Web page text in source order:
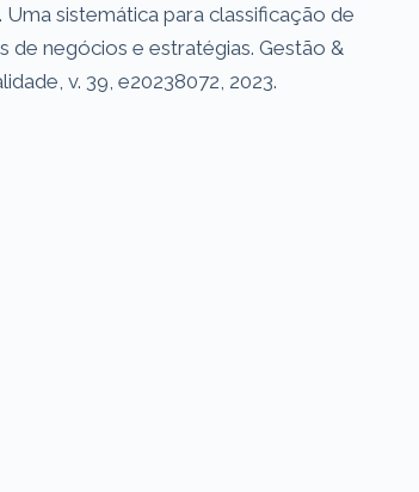
Uma sistemática para classificação de
de negócios e estratégias. Gestão &
v. 39, e20238072, 2023.